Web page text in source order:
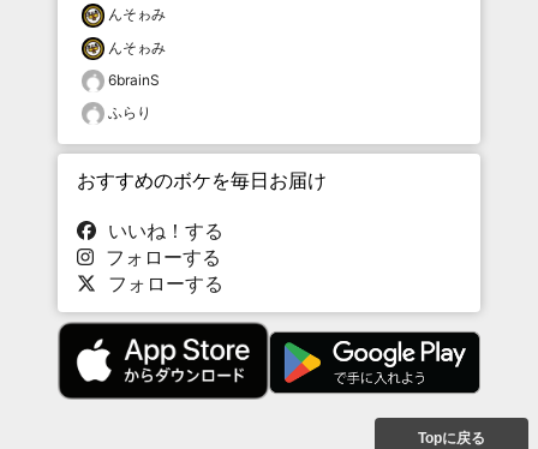
んそゎみ
んそゎみ
6brainS
ふらり
おすすめのボケを毎日お届け
いいね！する
フォローする
フォローする
Topに戻る